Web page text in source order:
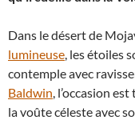
Dans le désert de
lumineuse, les étoiles
contemple avec
Baldwin, l’occasion
la voûte céleste avec